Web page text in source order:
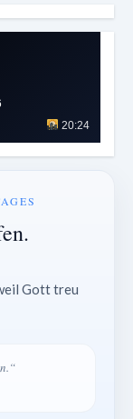
20:24
Gott treu